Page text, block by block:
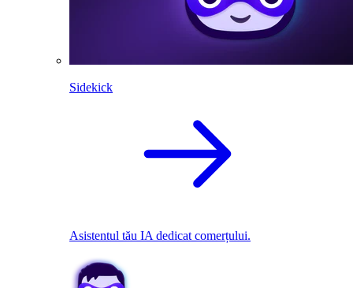
Sidekick
Asistentul tău IA dedicat comerțului.